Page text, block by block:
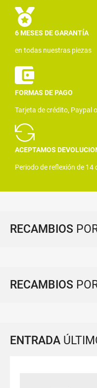
6 MESES DE GARANTÍA
en todas nuestras piezas
FORMAS DE PAGO
Tarjeta de crédito, Paypal
ACEPTAMOS
Periodo de reflexión de 14
RECAMBIOS
RECAMBIOS
ENTRADA